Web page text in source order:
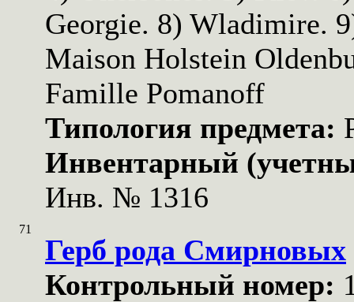
Georgie. 8) Wladimire.
Maison Holstein
Famille Pomanoff
Типология предмета:
Инвентарный
Инв. № 1316
71
Герб рода Смирновых
Контрольный номер: